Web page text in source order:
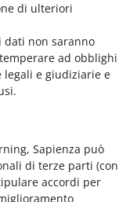
di ulteriori
dati non saranno
ad obblighi
legali e giudiziarie e
Sapienza può
di terze parti (con
accordi per